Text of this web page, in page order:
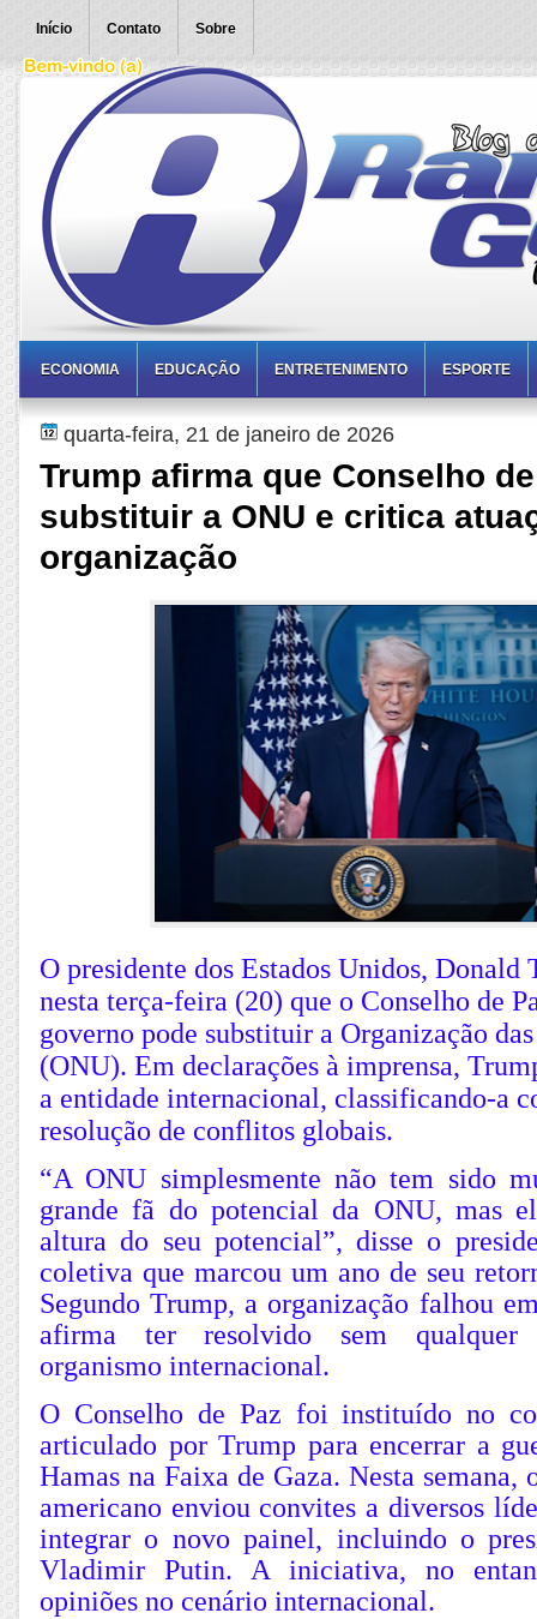
Início Contato Sobre
ECONOMIA EDUCAÇÃO ENTRETENIMENTO ESPORTE
quarta-feira, 21 de janeiro de 2026
Trump afirma que Conselho
substituir a ONU e critica
organização
O presidente dos Estados Unidos,
nesta terça-feira (20) que o Conselho de
governo pode substituir a Organização
(ONU). Em declarações à imprensa,
a entidade internacional, classificando-a
resolução de conflitos globais.
“A ONU simplesmente não tem sido
grande fã do potencial da ONU, mas
altura do seu potencial”, disse o
coletiva que marcou um ano de seu
Segundo Trump, a organização falhou
afirma ter resolvido sem qualquer
organismo internacional.
O Conselho de Paz foi instituído no
articulado por Trump para encerrar a
Hamas na Faixa de Gaza. Nesta semana,
americano enviou convites a diversos
integrar o novo painel, incluindo o
Vladimir Putin. A iniciativa, no
opiniões no cenário internacional.